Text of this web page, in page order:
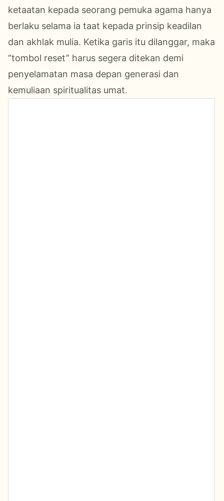
ketaatan kepada seorang pemuka agama hanya
berlaku selama ia taat kepada prinsip keadilan
dan akhlak mulia. Ketika garis itu dilanggar, maka
“tombol reset” harus segera ditekan demi
penyelamatan masa depan generasi dan
kemuliaan spiritualitas umat.